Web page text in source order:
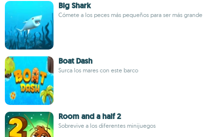
Big Shark
Cómete a los peces más pequeños para ser más grande
Boat Dash
Surca los mares con este barco
Room and a half 2
Sobrevive a los diferentes minijuegos